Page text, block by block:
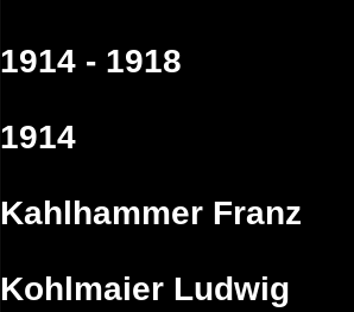
1914 - 1918
1914
Kahlhammer Franz
Kohlmaier Ludwig